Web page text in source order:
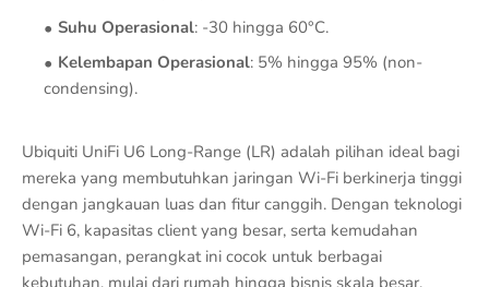
Suhu Operasional: -30 hingga 60°C.
Kelembapan Operasional: 5% hingga 95% (non-
condensing).
Ubiquiti UniFi U6 Long-Range (LR) adalah pilihan ideal bagi
mereka yang membutuhkan jaringan Wi-Fi berkinerja tinggi
dengan jangkauan luas dan fitur canggih. Dengan teknologi
Wi-Fi 6, kapasitas client yang besar, serta kemudahan
pemasangan, perangkat ini cocok untuk berbagai
kebutuhan, mulai dari rumah hingga bisnis skala besar.